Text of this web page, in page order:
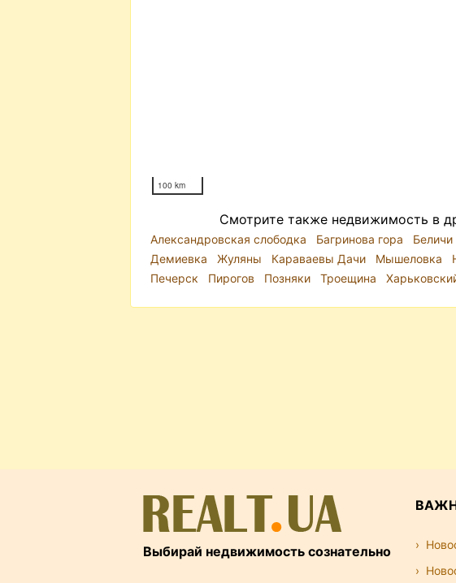
100 km
Смотрите также недвижимость в
Александровская слободка Багринова гора Беличи
Демиевка
Жуляны Караваевы Дачи Мышеловка
Печерск
Пирогов Позняки Троещина
Выбирай недвижимость сознательно